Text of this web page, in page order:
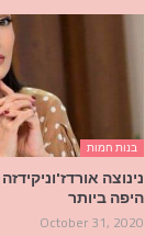
בנות חמות
נינוצה
היפה ביותר
October 31, 2020